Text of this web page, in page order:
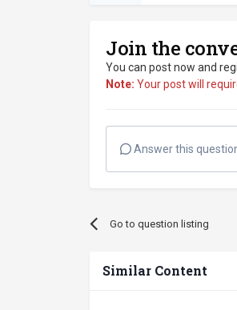
Join the
You can post now and
Note: Your post will
Answer this
Go to question listing
Similar Content